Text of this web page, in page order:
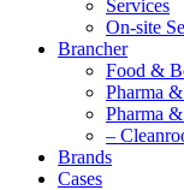
Services
On-site
Brancher
Food &
Pharma
Pharma
–
Brands
Cases